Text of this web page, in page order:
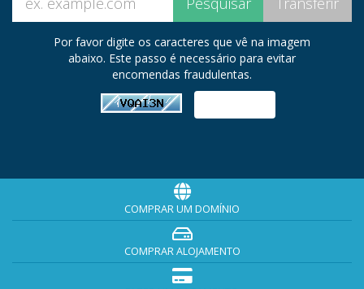
Por favor digite os caracteres que vê na imagem
abaixo. Este passo é necessário para evitar
encomendas fraudulentas.
COMPRAR UM DOMÍNIO
COMPRAR ALOJAMENTO